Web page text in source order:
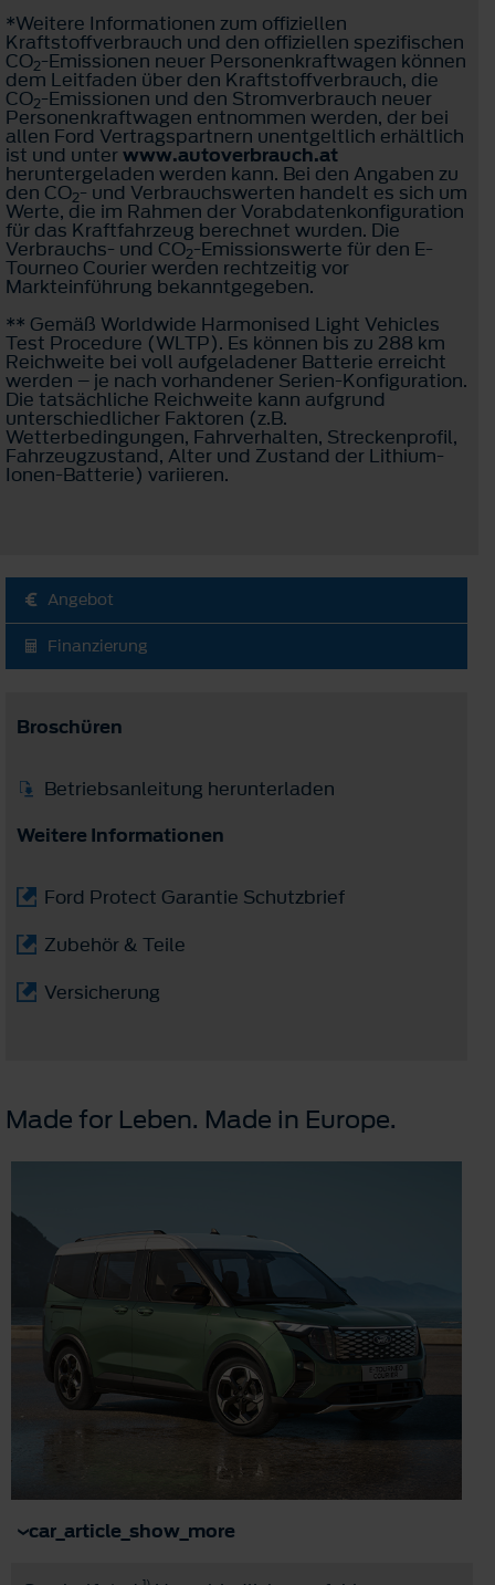
*Weitere Informationen zum offiziellen
Kraftstoffverbrauch und den offiziellen spezifischen
CO2-Emissionen neuer Personenkraftwagen können
dem Leitfaden über den Kraftstoffverbrauch, die
CO2-Emissionen und den Stromverbrauch neuer
Personenkraftwagen entnommen werden, der bei
allen Ford Vertragspartnern unentgeltlich erhältlich
ist und unterwww.autoverbrauch.at
heruntergeladen werden kann. Bei den Angaben zu
den CO2- und Verbrauchswerten handelt es sich um
Werte, die im Rahmen der Vorabdatenkonfiguration
für das Kraftfahrzeug berechnet wurden. Die
Verbrauchs- und CO2-Emissionswerte für den E-
Tourneo Courier werden rechtzeitig vor
Markteinführung bekanntgegeben.
** Gemäß Worldwide Harmonised Light Vehicles
Test Procedure (WLTP). Es können bis zu 288 km
Reichweite bei voll aufgeladener Batterie erreicht
werden – je nach vorhandener Serien-Konfiguration.
Die tatsächliche Reichweite kann aufgrund
unterschiedlicher Faktoren (z.B.
Wetterbedingungen, Fahrverhalten, Streckenprofil,
Fahrzeugzustand, Alter und Zustand der Lithium-
Ionen-Batterie) variieren.
Angebot
Finanzierung
Broschüren
Betriebsanleitung herunterladen
Weitere Informationen
Ford Protect Garantie Schutzbrief
Zubehör & Teile
Versicherung
Made for Leben. Made in Europe.
car_article_show_more